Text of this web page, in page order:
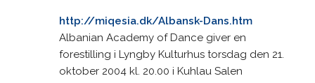
http://miqesia.dk/Albansk-Dans.htm
Albanian Academy of Dance giver en
forestilling i Lyngby Kulturhus torsdag den 21.
oktober 2004 kl. 20.00 i Kuhlau Salen